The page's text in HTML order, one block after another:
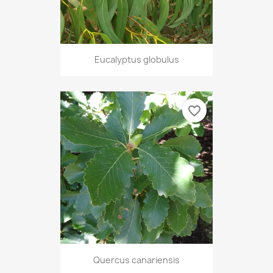
Eucalyptus globulus
Quercus canariensis
favorite_border